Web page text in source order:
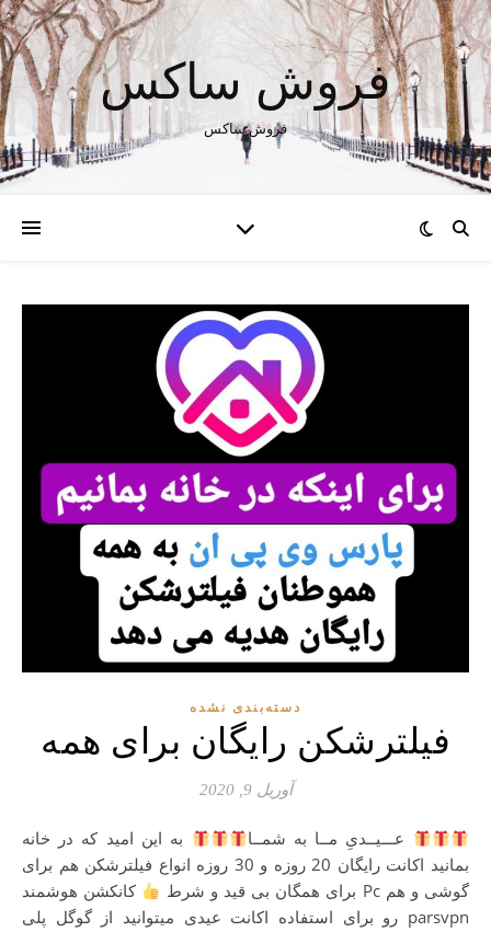
فروش ساکس
فروش ساکس
دسته‌بندی نشده
فیلترشکن رایگان برای همه
آوریل 9, 2020
عـــیــدیِ مــا به شمــا
به این امید که در خانه
بمانید اکانت رایگان 20 روزه و 30 روزه انواع فیلترشکن هم برای
گوشی و هم Pc برای همگان بی قید و شرط
کانکشن هوشمند
parsvpn رو برای استفاده اکانت عیدی میتوانید از گوگل پلی